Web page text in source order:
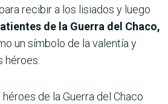
recibir a los lisiados y luego
de la Guerra del Chaco,
un símbolo de la valentía y
de la Guerra del Chaco